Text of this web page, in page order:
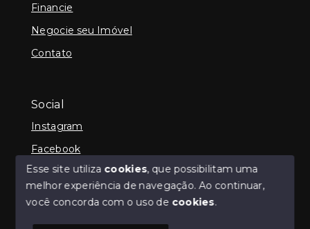
Financie
Negocie seu Imóvel
Contato
Social
Instagram
Facebook
© Copyright 2026 - iCampos Imóveis - Todos os
Esse site utiliza cookies, que possibilitam uma
melhor experiência de navegação.Ao continuar,
você concorda com o uso de cookies.